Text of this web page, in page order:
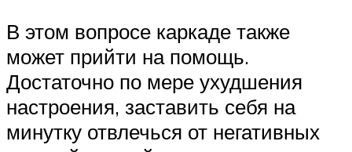
В этом вопросе каркаде также
может прийти на помощь.
Достаточно по мере ухудшения
настроения, заставить себя на
минутку отвлечься от негативных